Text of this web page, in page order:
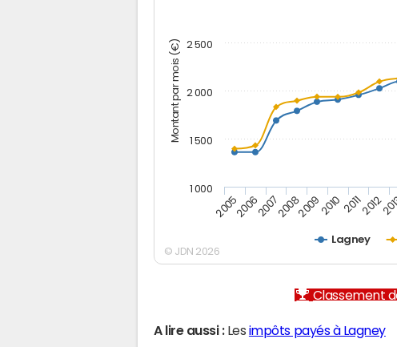
Montant par mois (€)
Lagney
200520062007200820092010 20112012
1 000
1 500
2 000
2 500
© JDN 2026
Classement
A lire aussi :Les impôts payés à Lagney